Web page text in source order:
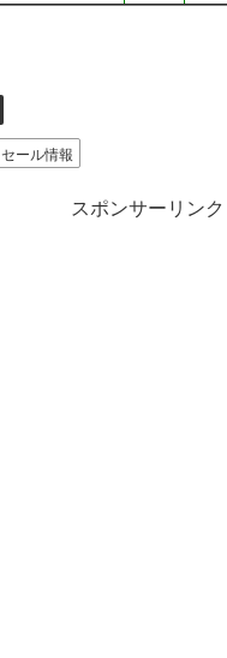
セール情報
スポンサーリンク